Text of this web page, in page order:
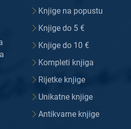
Knjige na popustu
Knjige do 5 €
Knjige do 10 €
Kompleti knjiga
Rijetke knjige
Unikatne knjige
Antikvarne knjige